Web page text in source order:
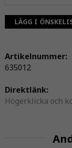
LÄGG I
Artikelnummer:
635012
Direktlänk:
Högerklicka och